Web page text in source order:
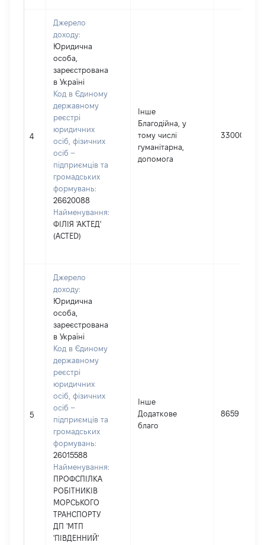
4
Джерело
доходу:
Юридична
особа,
зареєстрована
в Україні
Код в Єдиному
державному
реєстрі
юридичних
осіб, фізичних
осіб –
підприємців та
громадських
формувань:
26620088
Найменування:
ФІЛІЯ 'АКТЕД'
(ACTED)
Інше
Благодійна, у
тому числі
гуманітарна,
допомога
33000
5
Джерело
доходу:
Юридична
особа,
зареєстрована
в Україні
Код в Єдиному
державному
реєстрі
юридичних
осіб, фізичних
осіб –
підприємців та
громадських
формувань:
26015588
Найменування:
ПРОФСПІЛКА
РОБІТНИКІВ
МОРСЬКОГО
ТРАНСПОРТУ
ДП 'МТП
'ПІВДЕННИЙ'
Інше
Додаткове
благо
8659